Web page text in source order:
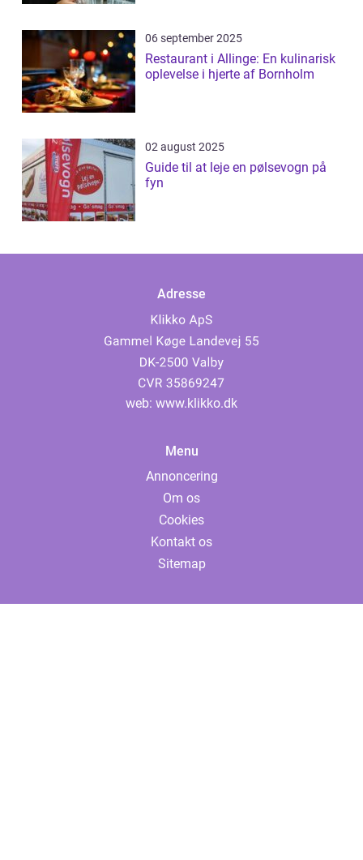
06 september 2025
Restaurant i Allinge: En kulinarisk
oplevelse i hjerte af Bornholm
02 august 2025
Guide til at leje en pølsevogn på
fyn
Adresse
web: www.klikko.dk
Menu
Annoncering
Om os
Cookies
Kontakt os
Sitemap